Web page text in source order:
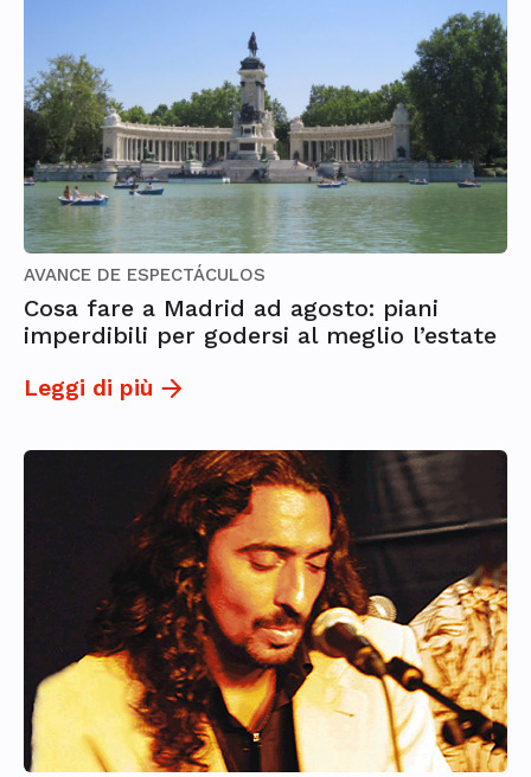
AVANCE DE ESPECTÁCULOS
Cosa fare a Madrid ad agosto: piani
imperdibili per godersi al meglio l’estate
Leggi di più